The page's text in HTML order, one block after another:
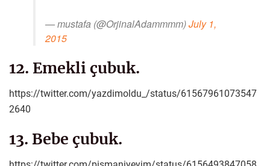
— mustafa (@OrjinalAdammmm)July 1,
2015
12. Emekli çubuk.
https://twitter.com/yazdimoldu_/status/61567961073547
2640
13. Bebe çubuk.